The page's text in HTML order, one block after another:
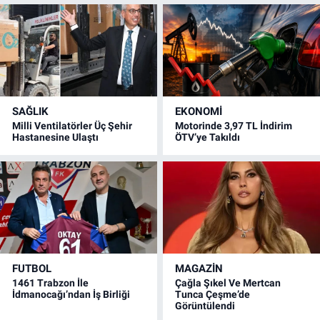
SAĞLIK
Milli Ventilatörler Üç Şehir
Hastanesine Ulaştı
EKONOMİ
Motorinde 3,97 TL İndirim
ÖTV’ye Takıldı
FUTBOL
1461 Trabzon İle
İdmanocağı’ndan İş Birliği
MAGAZİN
Çağla Şıkel Ve Mertcan
Tunca Çeşme’de
Görüntülendi